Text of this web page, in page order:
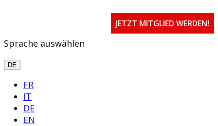
JETZT MITGLIED WERDEN!
Sprache auswählen
DE
FR
IT
DE
EN